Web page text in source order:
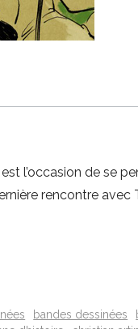
l’occasion de se
rencontre
bandes dessinées